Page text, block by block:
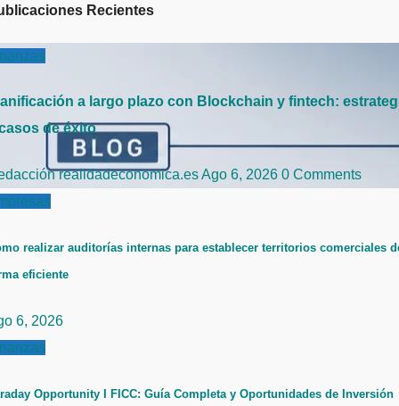
Recientes
a largo plazo con Blockchain y fintech:
de éxito
realidadeconomica.esAgo 6, 2026 0 Comments
realizar auditorías internas para establecer territorios comerciales
eficiente
6, 2026
Opportunity I FICC: Guía Completa y Oportunidades de Inversión